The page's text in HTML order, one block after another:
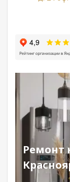
Ремонт